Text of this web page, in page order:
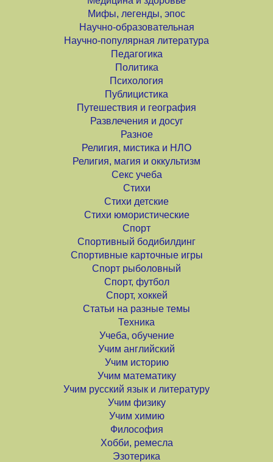
Мифы, легенды, эпос
Научно-образовательная
Научно-популярная литература
Педагогика
Политика
Психология
Публицистика
Путешествия и география
Развлечения и досуг
Разное
Религия, мистика и НЛО
Религия, магия и оккультизм
Секс учеба
Стихи
Стихи детские
Стихи юмористические
Спорт
Спортивный бодибилдинг
Спортивные карточные игры
Спорт рыболовный
Спорт, футбол
Спорт, хоккей
Статьи на разные темы
Техника
Учеба, обучение
Учим английский
Учим историю
Учим математику
Учим русский язык и литературу
Учим физику
Учим химию
Философия
Хобби, ремесла
Эзотерика